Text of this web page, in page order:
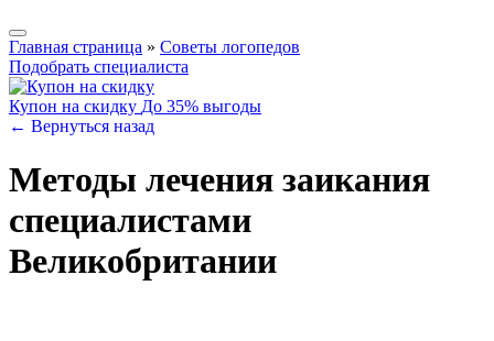
Главная страница » Советы логопедов
Подобрать специалиста
Купон на скидку До 35% выгоды
← Вернуться назад
Методы лечения заикания
специалистами
Великобритании